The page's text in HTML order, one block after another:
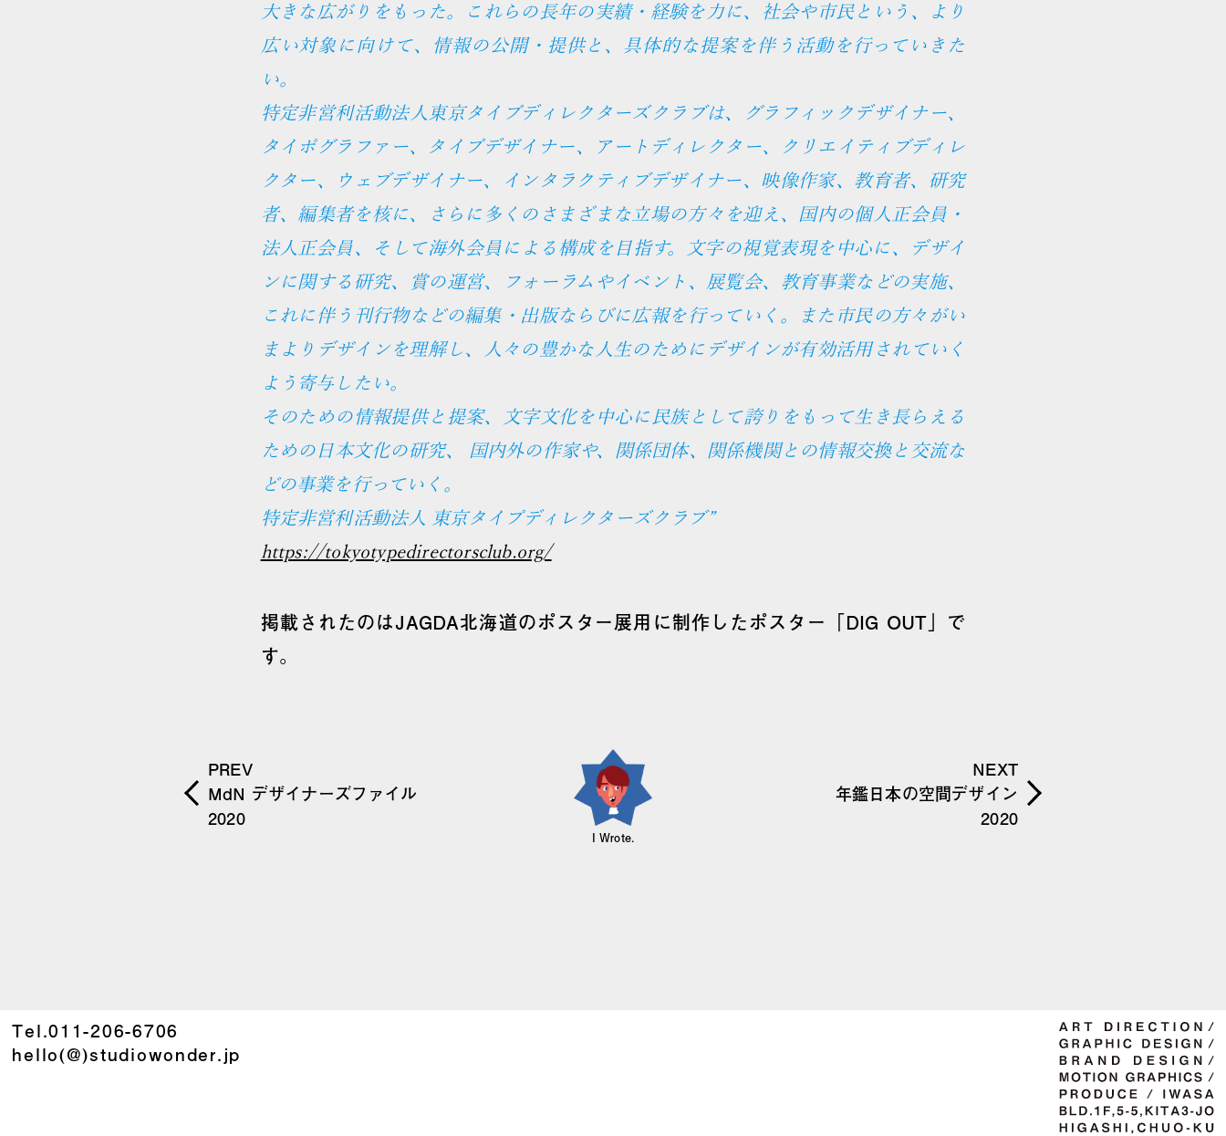
大きな広がりをもった。これらの長年の実績・経験を力に、社会や市民という、より
広い対象に向けて、情報の公開・提供と、具体的な提案を伴う活動を行っていきた
い。
特定非営利活動法人東京タイプディレクターズクラブは、グラフィックデザイナー、
タイポグラファー、タイプデザイナー、アートディレクター、クリエイティブディレ
クター、ウェブデザイナー、インタラクティブデザイナー、映像作家、教育者、研究
者、編集者を核に、さらに多くのさまざまな立場の方々を迎え、国内の個人正会員・
法人正会員、そして海外会員による構成を目指す。文字の視覚表現を中心に、デザイ
ンに関する研究、賞の運営、フォーラムやイベント、展覧会、教育事業などの実施、
これに伴う刊行物などの編集・出版ならびに広報を行っていく。また市民の方々がい
まよりデザインを理解し、人々の豊かな人生のためにデザインが有効活用されていく
よう寄与したい。
そのための情報提供と提案、文字文化を中心に民族として誇りをもって生き長らえる
ための日本文化の研究、 国内外の作家や、関係団体、関係機関との情報交換と交流な
どの事業を行っていく。
特定非営利活動法人 東京タイプディレクターズクラブ
https://tokyotypedirectorsclub.org/
掲載されたのはJAGDA北海道のポスター展用に制作したポスター「DIG OUT」で
す。
I Wrote.
PREV
MdN デザイナーズファイル
2020
NEXT
年鑑日本の空間デザイン
2020
Tel.011-206-6706
hello(@)studiowonder.jp